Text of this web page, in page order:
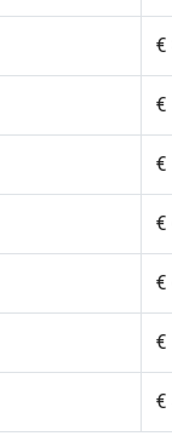
€
€
€
€
€
€
€